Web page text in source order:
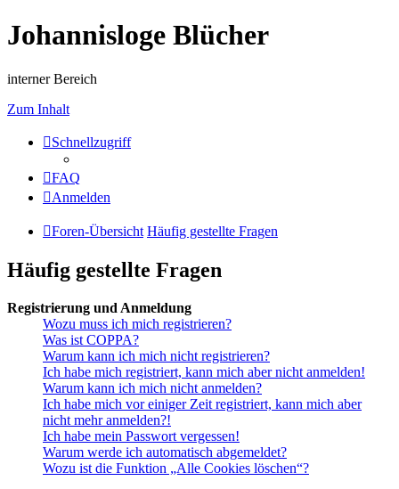
Johannisloge Blücher
interner Bereich
Zum Inhalt
Schnellzugriff
FAQ
Anmelden
Foren-Übersicht Häufig gestellte Fragen
Häufig gestellte Fragen
Registrierung und Anmeldung
Wozu muss ich mich registrieren?
Was ist COPPA?
Warum kann ich mich nicht registrieren?
Ich habe mich registriert, kann mich aber nicht anmelden!
Warum kann ich mich nicht anmelden?
Ich habe mich vor einiger Zeit registriert, kann mich aber
nicht mehr anmelden?!
Ich habe mein Passwort vergessen!
Warum werde ich automatisch abgemeldet?
Wozu ist die Funktion „Alle Cookies löschen“?